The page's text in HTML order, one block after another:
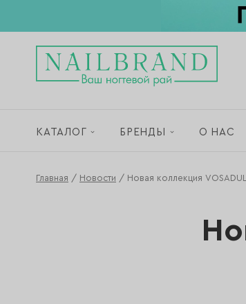
КАТАЛОГ БРЕНДЫ О НАС
Главная / Новости / Новая коллекция